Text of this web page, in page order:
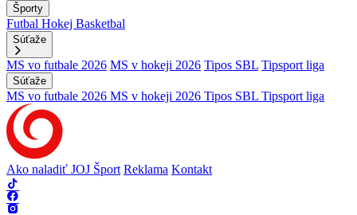
Športy
Futbal Hokej Basketbal
Súťaže
MS vo futbale 2026 MS v hokeji 2026 Tipos SBL Tipsport liga
Súťaže
MS vo futbale 2026 MS v hokeji 2026 Tipos SBL Tipsport liga
Ako naladiť JOJ Šport Reklama Kontakt